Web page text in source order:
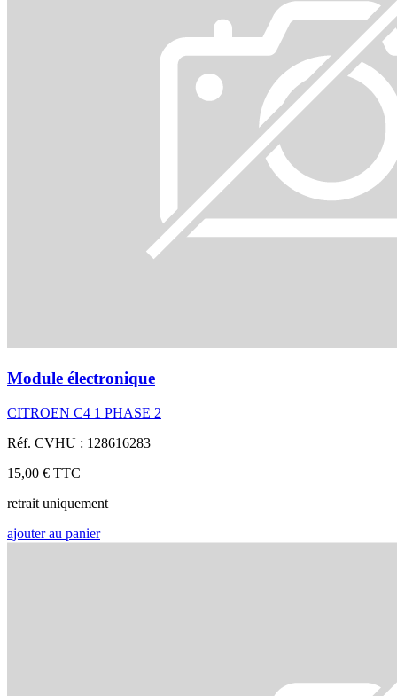
Module électronique
CITROEN C4 1 PHASE 2
Réf. CVHU : 128616283
15,00 € TTC
retrait uniquement
ajouter au panier